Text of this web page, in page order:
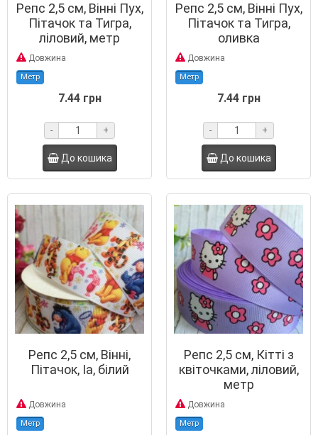
Репс 2,5 см, Вінні Пух,
Пітачок та Тигра,
ліловий, метр
Довжина
Метр
7.44 грн
- +
До кошика
Репс 2,5 см, Вінні Пух,
Пітачок та Тигра,
оливка
Довжина
Метр
7.44 грн
- +
До кошика
Репс 2,5 см, Вінні,
Пітачок, Іа, білий
Довжина
Метр
Репс 2,5 см, Кітті з
квіточками, ліловий,
метр
Довжина
Метр